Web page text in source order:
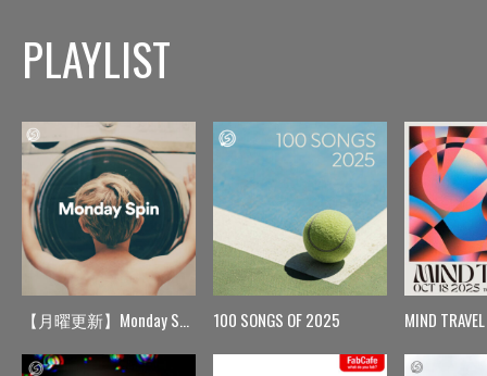
PLAYLIST
【月曜更新】Monday Spin 100 SONGS OF 2025 MIND TRAVEL